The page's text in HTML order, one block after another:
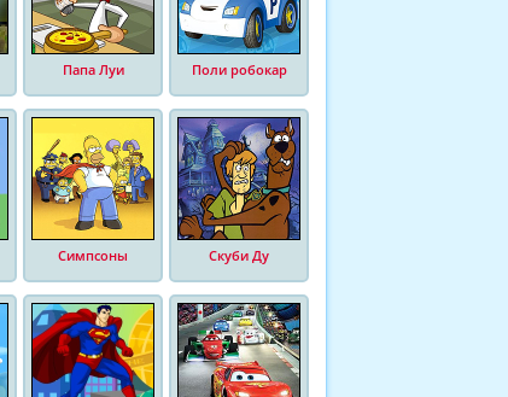
Папа Луи Поли робокар
Симпсоны Скуби Ду